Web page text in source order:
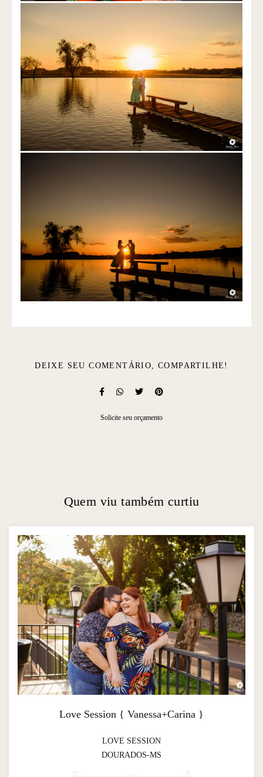
DEIXE SEU COMENTÁRIO, COMPARTILHE!
Solicite seu orçamento
Quem viu também curtiu
Love Session { Vanessa+Carina }
LOVE SESSION
DOURADOS-MS